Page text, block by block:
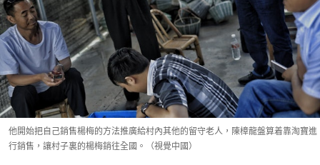
他開始把自己銷售楊梅的方法推廣給村內其他的留守老人，陳樟龍盤算着靠淘寶進
行銷售，讓村子裏的楊梅銷往全國。（視覺中國）